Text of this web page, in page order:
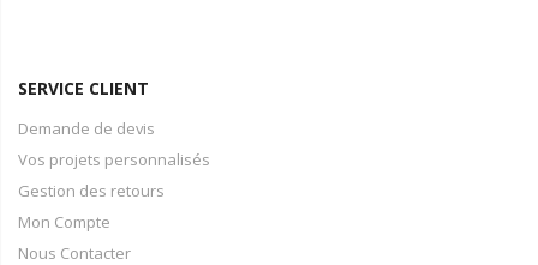
SERVICE CLIENT
Demande de devis
Vos projets personnalisés
Gestion des retours
Mon Compte
Nous Contacter